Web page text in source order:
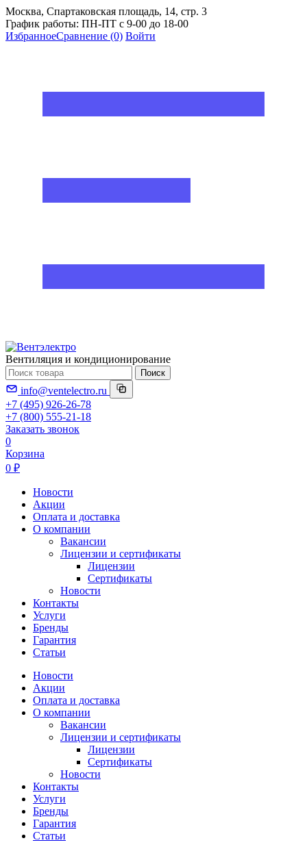
Москва, Спартаковская площадь, 14, стр. 3
График работы: ПН-ПТ с 9-00 до 18-00
ИзбранноеСравнение (0) Войти
Вентиляция и кондиционирование
Поиск
info@ventelectro.ru
+7 (495) 926-26-78
+7 (800) 555-21-18
Заказать звонок
0
Корзина
0 ₽
Новости
Акции
Оплата и доставка
О компании
Вакансии
Лицензии и сертификаты
Лицензии
Сертификаты
Новости
Контакты
Услуги
Бренды
Гарантия
Статьи
Новости
Акции
Оплата и доставка
О компании
Вакансии
Лицензии и сертификаты
Лицензии
Сертификаты
Новости
Контакты
Услуги
Бренды
Гарантия
Статьи